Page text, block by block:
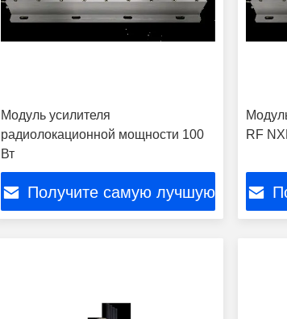
Модуль усилителя
радиолокационной мощности 100
Вт
Получите самую лучшую
RF